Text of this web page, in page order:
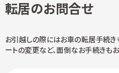
転居のお問合せ
お引越しの際にはお車の転居手続き
ートの変更など、面倒なお手続きもお